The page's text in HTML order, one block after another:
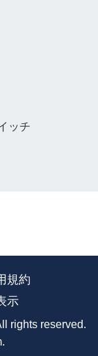
ッチ
規約
示
rights reserved.
.